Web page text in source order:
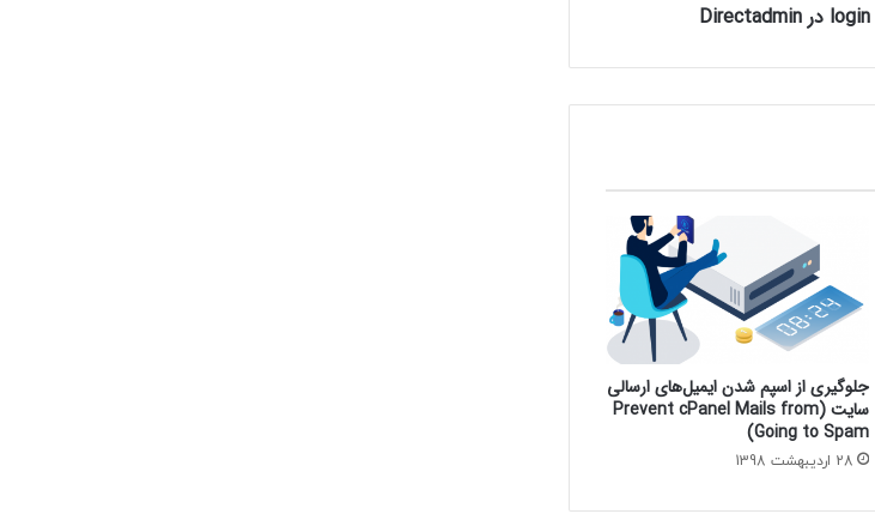
جلوگیری از اسپم شدن ایمیل‌های ارسالی
سایت (Prevent cPanel Mails from
Going to Spam)
28 اردیبهشت 1398